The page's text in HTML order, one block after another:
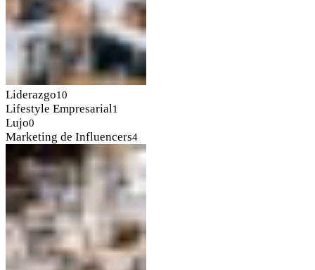
Liderazgo10
Lifestyle Empresarial1
Lujo0
Marketing de Influencers4